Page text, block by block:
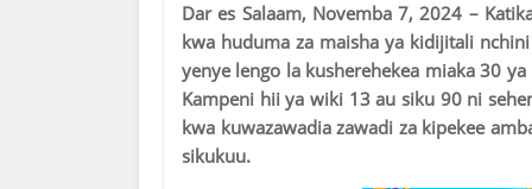
Dar es Salaam, Novemba 7, 2024 –
kwa huduma za maisha ya kidijitali
yenye lengo la kusherehekea miaka 30
Kampeni hii ya wiki 13 au siku 90 ni
kwa kuwazawadia zawadi za kipekee
sikukuu.